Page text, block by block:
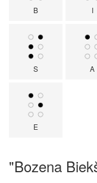
B I
S A
E
"Bozena